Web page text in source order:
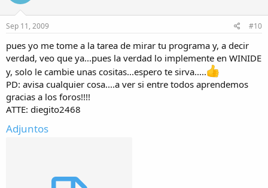
Sep 11, 2009 #10
pues yo me tome a la tarea de mirar tu programa y, a decir
verdad, veo que ya...pues la verdad lo implemente en WINIDE
y, solo le cambie unas cositas...espero te sirva.....
PD: avisa cualquier cosa....a ver si entre todos aprendemos
gracias a los foros!!!!
ATTE: diegito2468
Adjuntos